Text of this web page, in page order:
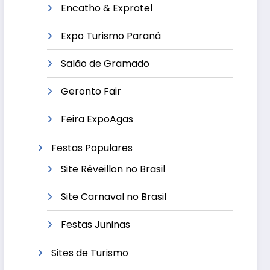
Encatho & Exprotel
Expo Turismo Paraná
Salão de Gramado
Geronto Fair
Feira ExpoAgas
Festas Populares
Site Réveillon no Brasil
Site Carnaval no Brasil
Festas Juninas
Sites de Turismo